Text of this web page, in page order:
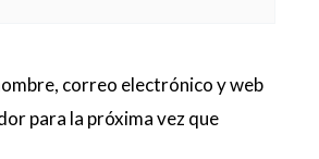
correo electrónico y web
para la próxima vez que